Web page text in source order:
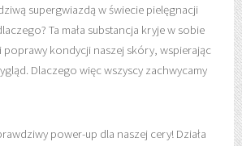
supergwiazdą w świecie pielęgnacji
Ta mała substancja kryje w sobie
kondycji naszej skóry, wspierając
Dlaczego więc wszyscy zachwycamy
power-up dla naszej cery! Działa